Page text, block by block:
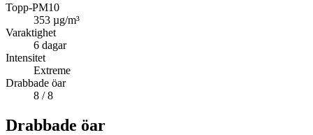
Topp-PM10
353 µg/m³
Varaktighet
6 dagar
Intensitet
Extreme
Drabbade öar
8 / 8
Drabbade öar